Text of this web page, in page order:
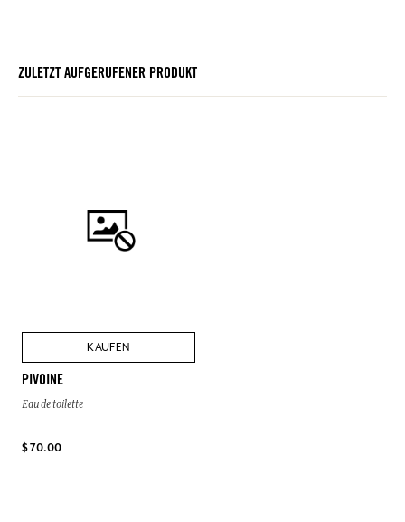
ZULETZT AUFGERUFENER PRODUKT
KAUFEN
PIVOINE
Eau de toilette
$ 70.00